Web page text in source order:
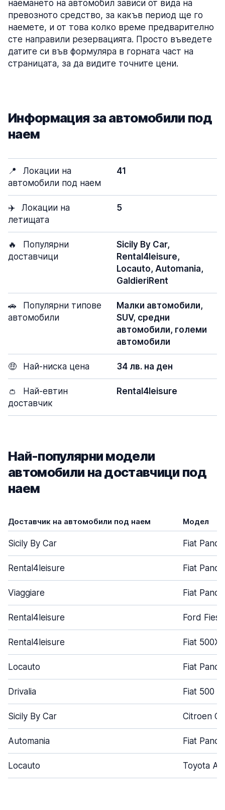
наемането на автомобил зависи от вида на
превозното средство, за какъв период ще го
наемете, и от това колко време предварително
сте направили резервацията. Просто въведете
датите си във формуляра в горната част на
страницата, за да видите точните цени.
Информация за автомобили под
наем
📍
Локации на
автомобили под наем
41
✈️
Локации на
летищата
5
🔥
Популярни
доставчици
Sicily By Car,
Rental4leisure,
Locauto, Automania,
GaldieriRent
🚗
Популярни типове
автомобили
Малки автомобили,
SUV, средни
автомобили, големи
автомобили
🤑 Най-ниска цена 34 лв. на ден
👛
Най-евтин
доставчик
Rental4leisure
Най-популярни модели
автомобили на доставчици под
наем
Доставчик на автомобили под наем Модел
Sicily By Car Fiat Panda
Rental4leisure Fiat Panda
Viaggiare Fiat Panda
Rental4leisure Ford
Rental4leisure Fiat 500X
Locauto Fiat Panda
Drivalia Fiat 500
Sicily By Car Citroen
Automania Fiat Panda
Locauto Toyota